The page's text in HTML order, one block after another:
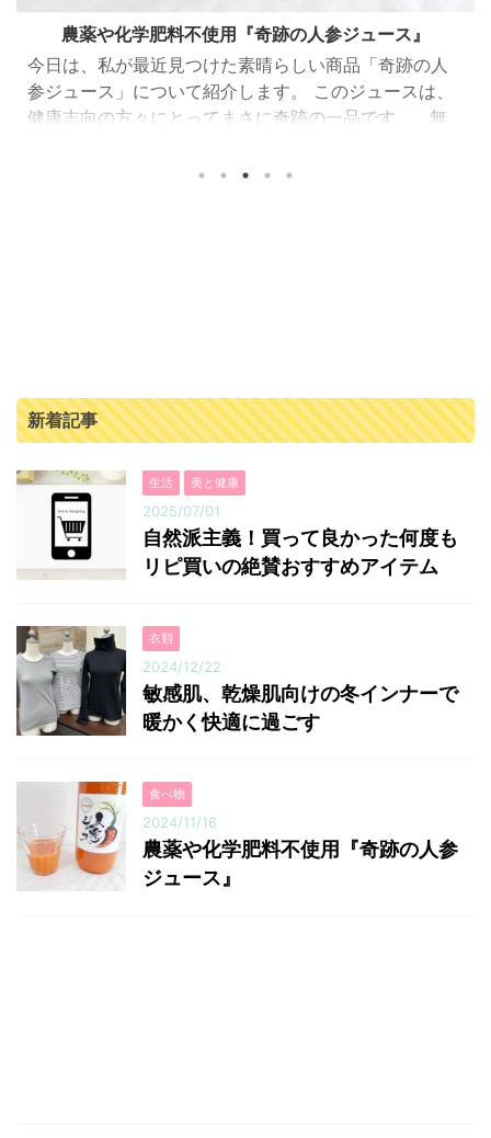
農薬や化学肥料不使用『奇跡の人参ジュース』
今日は、私が最近見つけた素晴らしい商品「奇跡の人
参ジュース」について紹介します。 このジュースは、
健康志向の方々にとってまさに奇跡の一品です。 無
「奇跡の人参ジュース」は、出入口崇仁農園で育てら
新着記事
生活 美と健康
2025/07/01
自然派主義！買って良かった何度も
リピ買いの絶賛おすすめアイテム
衣類
2024/12/22
敏感肌、乾燥肌向けの冬インナーで
暖かく快適に過ごす
食べ物
2024/11/16
農薬や化学肥料不使用『奇跡の人参
ジュース』